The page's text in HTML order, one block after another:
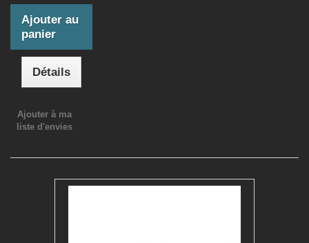
Ajouter au
panier
Détails
Ajouter à ma
liste d'envies